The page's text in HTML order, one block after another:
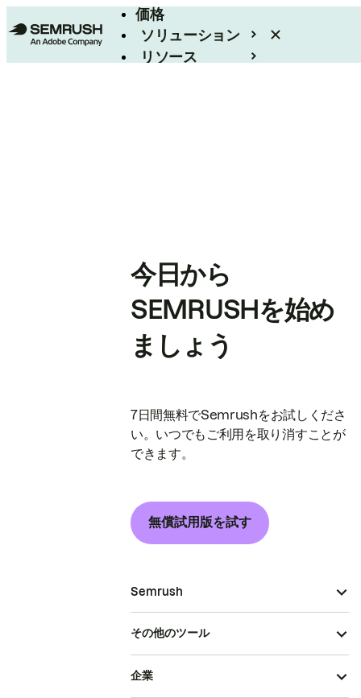
価格
ソリューション
リソース
今日から
SEMRUSHを始め
ましょう
7日間無料でSemrushをお試しくださ
い。いつでもご利用を取り消すことが
できます。
無償試用版を試す
Semrush
その他のツール
企業